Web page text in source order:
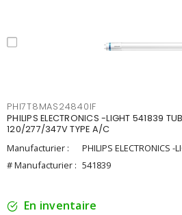
PHI7T8MAS24840IF
PHILIPS ELECTRONICS -LIGHT 541839
120/277/347V TYPE A/C
Manufacturier :
PHILIPS ELECTRONICS -
# Manufacturier : 541839
En inventaire